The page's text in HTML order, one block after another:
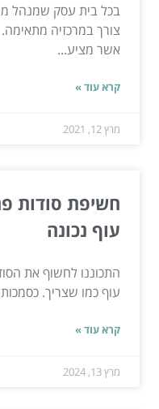
בכל בית עסק שמנהל
צורך במרכזיה
אשר מציע...
קרא עוד »
מרץ 12, 2021
חשיפת סודות
עוף נכונה
התכוננו לחשוף את
עוף כמו שצריך.
קרא עוד »
מרץ 13, 2024